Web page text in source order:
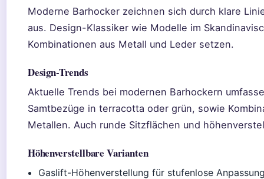
Moderne Barhocker zeichnen sich durch klare
aus. Design-Klassiker wie Modelle im
Kombinationen aus Metall und Leder setzen.
Design-Trends
Aktuelle Trends bei modernen Barhockern
Samtbezüge in terracotta oder grün, sowie
Metallen. Auch runde Sitzflächen und
Höhenverstellbare Varianten
Gaslift-Höhenverstellung für stufenlose